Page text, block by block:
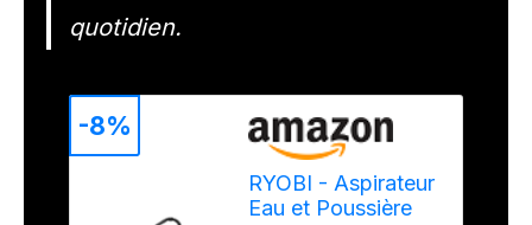
quotidien.
RYOBI - Aspirateur
Eau et Poussière
-8%